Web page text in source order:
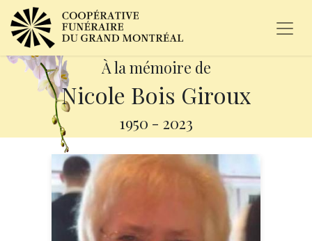
À la mémoire de
Nicole Bois Giroux
1950 - 2023